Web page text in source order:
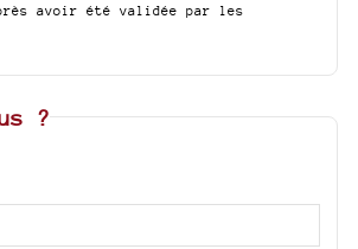
avoir été validée par les
?